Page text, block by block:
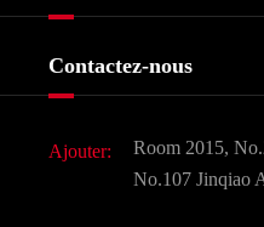
Produits agrochimiques et
Ingrédients cosmétiques
Saveurs et parfums
Contactez-nous
Ajouter:
Room 2015,
No.107 Jinqiao